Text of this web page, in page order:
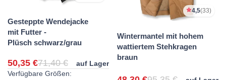
Gesteppte Wendejacke
mit Futter -
Plüsch schwarz/grau
50,35 €71,40 €
auf Lager
Verfügbare Größen:
4,5(33)
Wintermantel mit hohem
wattiertem Stehkragen
braun